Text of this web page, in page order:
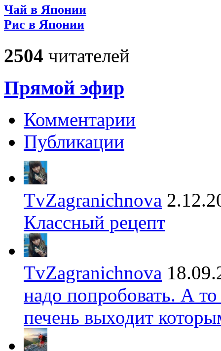
Чай в Японии
Рис в Японии
2504 читателей
Прямой эфир
Комментарии
Публикации
TvZagranichnova
Классный рецепт
TvZagranichnova
надо попробовать. А
печень выходит